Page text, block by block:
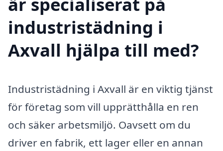
industristädning i
Axvall hjälpa till med?
Industristädning i Axvall är en viktig tjänst
för företag som vill upprätthålla en ren
och säker arbetsmiljö. Oavsett om du
driver en fabrik, ett lager eller en annan